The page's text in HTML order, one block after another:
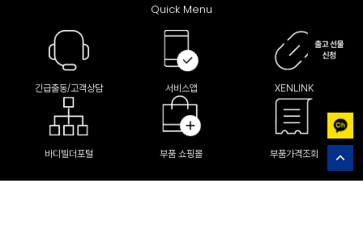
Quick Menu
긴급출동/고객상담 서비스앱 XENLINK
바디빌더포털 부품 쇼핑몰 부품가격조회